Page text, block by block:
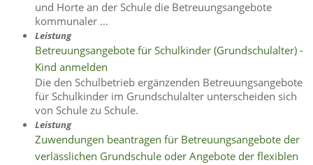
und Horte an der Schule die Betreuungsangebote
kommunaler …
Leistung
Betreuungsangebote für Schulkinder (Grundschulalter) -
Kind anmelden
Die den Schulbetrieb ergänzenden Betreuungsangebote
für Schulkinder im Grundschulalter unterscheiden sich
von Schule zu Schule.
Leistung
Zuwendungen beantragen für Betreuungsangebote der
verlässlichen Grundschule oder Angebote der flexiblen